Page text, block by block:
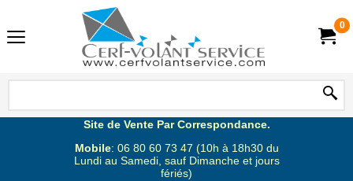
0
Site de Vente Par Correspondance.
Mobile: 06 80 60 73 47 (10h à 18h30 du
Lundi au Samedi, sauf Dimanche et jours
fériés)